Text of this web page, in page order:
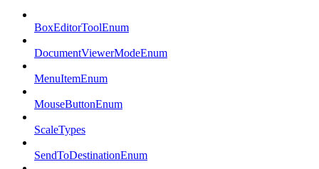
BoxEditorToolEnum
DocumentViewerModeEnum
MenuItemEnum
MouseButtonEnum
ScaleTypes
SendToDestinationEnum